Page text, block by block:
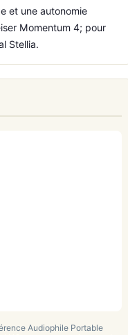
et une autonomie
Momentum 4; pour
Stellia.
Audiophile Portable